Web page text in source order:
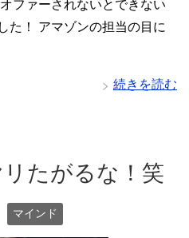
ファーされないとできない
た！ アマゾンの担当の目に
続きを読む
たがるな！笑
マインド